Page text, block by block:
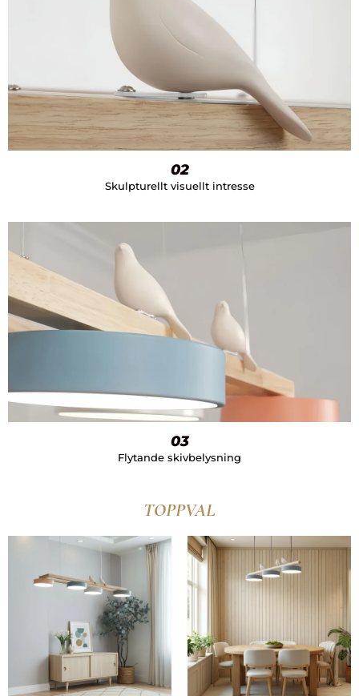
02
Skulpturellt visuellt intresse
03
Flytande skivbelysning
TOPPVAL